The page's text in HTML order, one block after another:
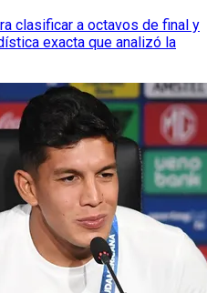
clasificar a octavos de final y
exacta que analizó la